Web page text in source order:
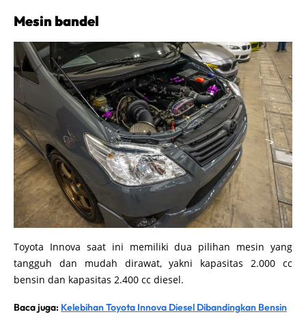
Mesin bandel
Toyota Innova saat ini memiliki dua pilihan mesin yang
tangguh dan mudah dirawat, yakni kapasitas 2.000 cc
bensin dan kapasitas 2.400 cc diesel.
Baca juga: Kelebihan Toyota Innova Diesel Dibandingkan Bensin